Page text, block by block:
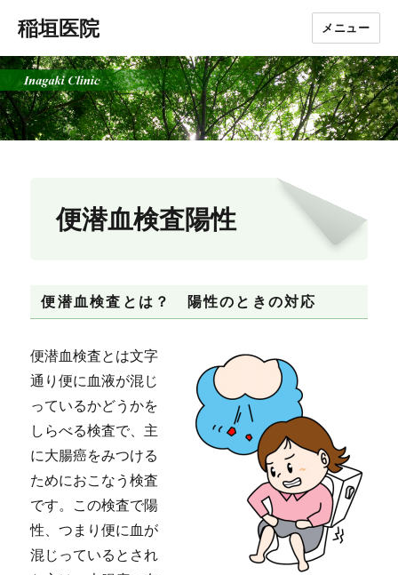
稲垣医院 メニュー
便潜血検査陽性
便潜血検査とは？ 陽性のときの対応
便潜血検査とは文字
通り便に血液が混じ
っているかどうかを
しらべる検査で、主
に大腸癌をみつける
ためにおこなう検査
です。この検査で陽
性、つまり便に血が
混じっているとされ